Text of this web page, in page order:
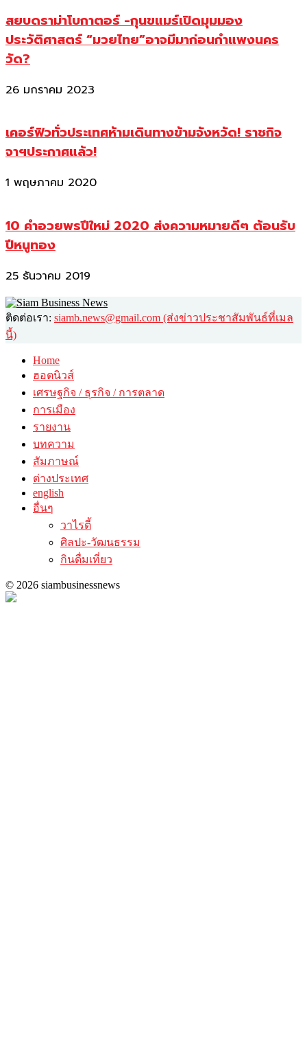
สยบดราม่าโบกาตอร์ -กุนขแมร์เปิดมุมมอง
ประวัติศาสตร์ “มวยไทย”อาจมีมาก่อนกำแพงนคร
วัด?
26 มกราคม 2023
เคอร์ฟิวทั่วประเทศห้ามเดินทางข้ามจังหวัด! ราชกิจ
จาฯประกาศแล้ว!
1 พฤษภาคม 2020
10 คำอวยพรปีใหม่ 2020 ส่งความหมายดีๆ ต้อนรับ
ปีหนูทอง
25 ธันวาคม 2019
ติดต่อเรา: siamb.news@gmail.com (ส่งข่าวประชาสัมพันธ์ที่เมล
นี้)
Home
ฮอตนิวส์
เศรษฐกิจ / ธุรกิจ / การตลาด
การเมือง
รายงาน
บทความ
สัมภาษณ์
ต่างประเทศ
english
อื่นๆ
วาไรตี้
ศิลปะ-วัฒนธรรม
กินดื่มเที่ยว
© 2026 siambusinessnews